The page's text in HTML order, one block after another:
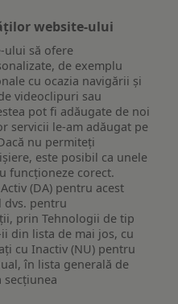
website-ului
ului să ofere
de exemplu
cu ocazia navigării și
videoclipuri sau
pot fi adăugate de noi
servicii le-am adăugat pe
nu permiteți
este posibil ca unele
funcționeze corect.
(DA) pentru acest
dvs. pentru
prin Tehnologii de tip
din lista de mai jos, cu
cu Inactiv (NU) pentru
în lista generală de
secțiunea